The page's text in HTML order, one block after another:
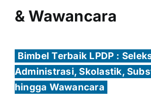
& Wawancara
Bimbel Terbaik LPDP :
Administrasi, Skolastik,
hingga Wawancara